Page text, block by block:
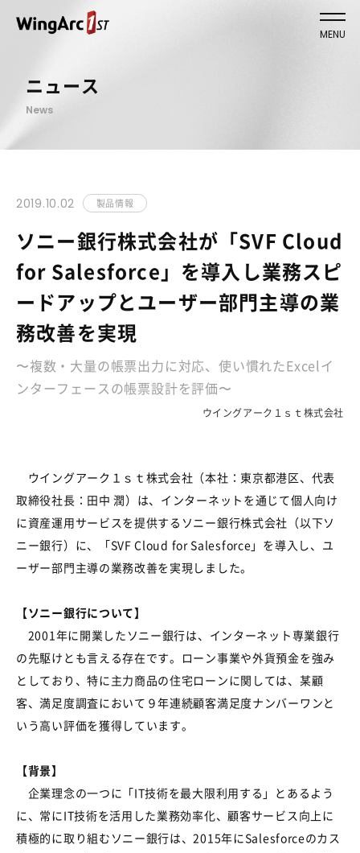
MENU
ニュース
News
2019.10.02 製品情報
ソニー銀行株式会社が「SVF Cloud
for Salesforce」を導入し業務スピ
ードアップとユーザー部門主導の業
務改善を実現
〜複数・大量の帳票出力に対応、使い慣れたExcelイ
ンターフェースの帳票設計を評価〜
ウイングアーク１ｓｔ株式会社
ウイングアーク１ｓｔ株式会社（本社：東京都港区、代表
取締役社長：田中 潤）は、インターネットを通じて個人向け
に資産運用サービスを提供するソニー銀行株式会社（以下ソ
ニー銀行）に、「SVF Cloud for Salesforce」を導入し、ユ
ーザー部門主導の業務改善を実現しました。
【ソニー銀行について】
2001年に開業したソニー銀行は、インターネット専業銀行
の先駆けとも言える存在です。ローン事業や外貨預金を強み
としており、特に主力商品の住宅ローンに関しては、某顧
客、満足度調査において９年連続顧客満足度ナンバーワンと
いう高い評価を獲得しています。
【背景】
企業理念の一つに「IT技術を最大限利用する」とあるよう
に、常にIT技術を活用した業務効率化、顧客サービス向上に
積極的に取り組むソニー銀行は、2015年にSalesforceのカス